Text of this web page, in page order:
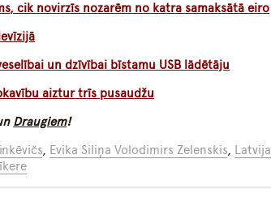
cik novirzīs nozarēm no katra samaksātā eiro
un dzīvībai bīstamu USB lādētāju
aiztur trīs pusaudžu
Draugiem!
, Evika Siliņa Volodimirs Zelenskis, Latvija